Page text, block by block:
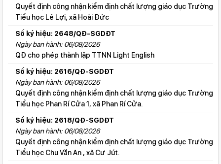
Quyết định công nhận kiểm định chất lượng giáo dục Trường
Tiểu học Lê Lợi, xã Hoài Đức
Số ký hiệu: 2648/QĐ-SGDĐT
Ngày ban hành: 06/08/2026
QĐ cho phép thành lập TTNN Light English
Số ký hiệu: 2616/QĐ-SGDĐT
Ngày ban hành: 06/08/2026
Quyết định công nhận kiểm định chất lượng giáo dục Trường
Tiểu học Phan Rí Cửa 1, xã Phan Rí Cửa.
Số ký hiệu: 2618/QĐ-SGDĐT
Ngày ban hành: 06/08/2026
Quyết định công nhận kiểm định chất lượng giáo dục Trường
Tiểu học Chu Văn An , xã Cư Jút.